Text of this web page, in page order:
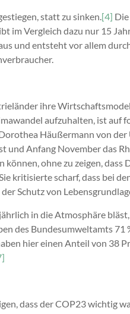
statt zu sinken.[4]
im Vergleich dazu nur 15
und entsteht vor allem
ihre
aufzuhalten, ist auf
Häußermann von
und Anfang November das
ohne zu zeigen,
kritisierte scharf, dass bei
Schutz von
in die Atmosphäre
des Bundesumweltamts
hier einen Anteil von 38
dass der COP23 wichtig